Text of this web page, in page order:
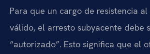
Para que un cargo de resistencia al
válido, el arresto subyacente debe
“autorizado”. Esto significa que el